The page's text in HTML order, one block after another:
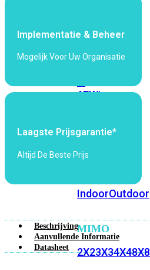
Fi
Fi
6EWi-
Fi
IndoorOutdoor
MIMO
2X23X34X48X8
Implementatie & Beheer
Mogelijk Voor Uw Organisatie
Laagste Prijsgarantie*
Altijd De Beste Prijs
Beschrijving
Aanvullende Informatie
Datasheet